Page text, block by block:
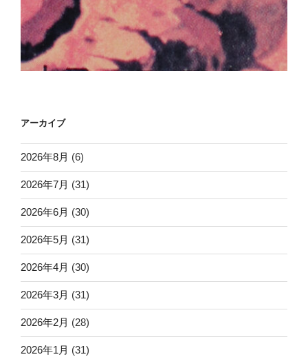
アーカイブ
2026年8月 (6)
2026年7月 (31)
2026年6月 (30)
2026年5月 (31)
2026年4月 (30)
2026年3月 (31)
2026年2月 (28)
2026年1月 (31)